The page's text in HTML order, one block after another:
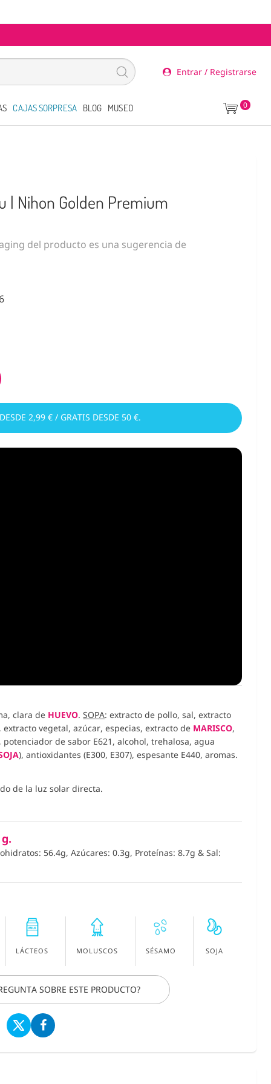
Entrar / Registrarse
CAJAS SORPRESA BLOG MUSEO 0
| Nihon Golden Premium
del producto es una sugerencia de
2,99 € / GRATIS DESDE 50 €.
clara de HUEVO. SOPA: extracto de pollo, sal, extracto
, extracto vegetal, azúcar, especias, extracto de MARISCO,
de sabor E621, alcohol, trehalosa, agua
), antioxidantes (E300, E307), espesante E440, aromas.
de la luz solar directa.
56.4g, Azúcares: 0.3g, Proteínas: 8.7g & Sal:
LÁCTEOS MOLUSCOS SÉSAMO SOJA
SOBRE ESTE PRODUCTO?